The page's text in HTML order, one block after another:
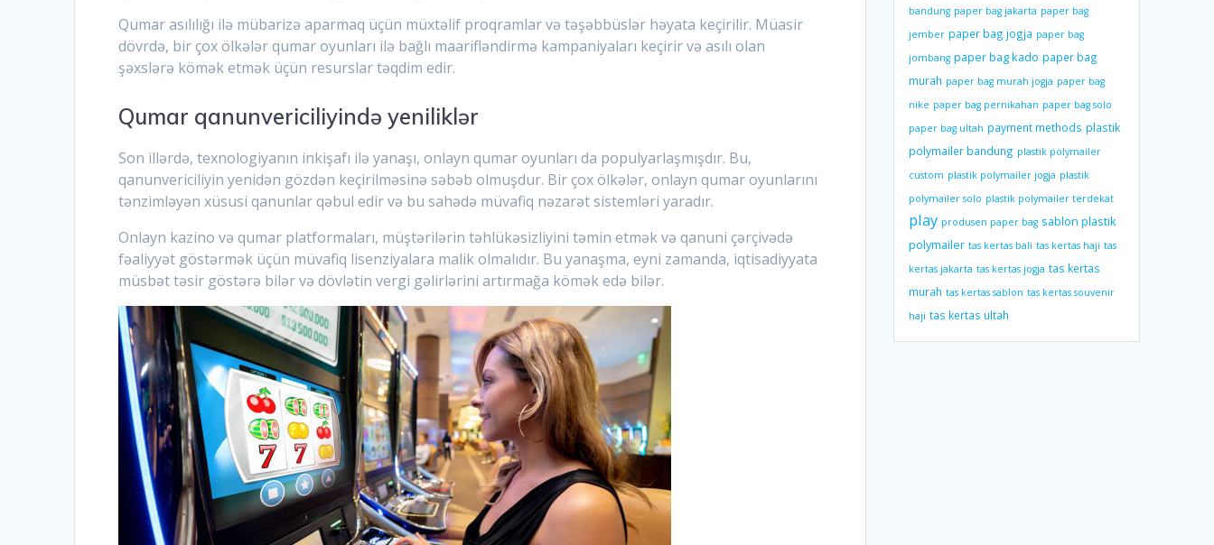
Qumar asılılığı ilə mübarizə aparmaq üçün müxtəlif proqramlar və təşəbbüslər həyata keçirilir. Müasir
dövrdə, bir çox ölkələr qumar oyunları ilə bağlı maarifləndirmə kampaniyaları keçirir və asılı olan
şəxslərə kömək etmək üçün resurslar təqdim edir.
Qumar qanunvericiliyində yeniliklər
Son illərdə, texnologiyanın inkişafı ilə yanaşı, onlayn qumar oyunları da populyarlaşmışdır. Bu,
qanunvericiliyin yenidən gözdən keçirilməsinə səbəb olmuşdur. Bir çox ölkələr, onlayn qumar oyunlarını
tənzimləyən xüsusi qanunlar qəbul edir və bu sahədə müvafiq nəzarət sistemləri yaradır.
Onlayn kazino və qumar platformaları, müştərilərin təhlükəsizliyini təmin etmək və qanuni çərçivədə
fəaliyyət göstərmək üçün müvafiq lisenziyalara malik olmalıdır. Bu yanaşma, eyni zamanda, iqtisadiyyata
müsbət təsir göstərə bilər və dövlətin vergi gəlirlərini artırmağa kömək edə bilər.
bandung paper bag jakarta paper bag
jember paper bag jogja paper bag
jombang paper bag kado paper bag
murah paper bag murah jogja paper bag
nike paper bag pernikahan paper bag solo
paper bag ultah payment methods plastik
polymailer bandung plastik polymailer
custom plastik polymailer jogja plastik
polymailer solo plastik polymailer terdekat
play produsen paper bag sablon plastik
polymailer tas kertas bali tas kertas haji tas
kertas jakarta tas kertas jogja tas kertas
murah tas kertas sablon tas kertas souvenir
haji tas kertas ultah